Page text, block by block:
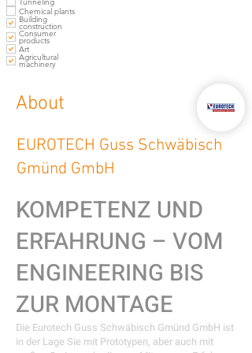
Chemical plants
Building
construction
Consumer
products
Art
Agricultural
machinery
About
EUROTECH Guss Schwäbisch
Gmünd GmbH
KOMPETENZ UND
ERFAHRUNG – VOM
ENGINEERING BIS
ZUR MONTAGE
Die Eurotech Guss Schwäbisch Gmünd GmbH ist
in der Lage Sie mit Prototypen, aber auch mit